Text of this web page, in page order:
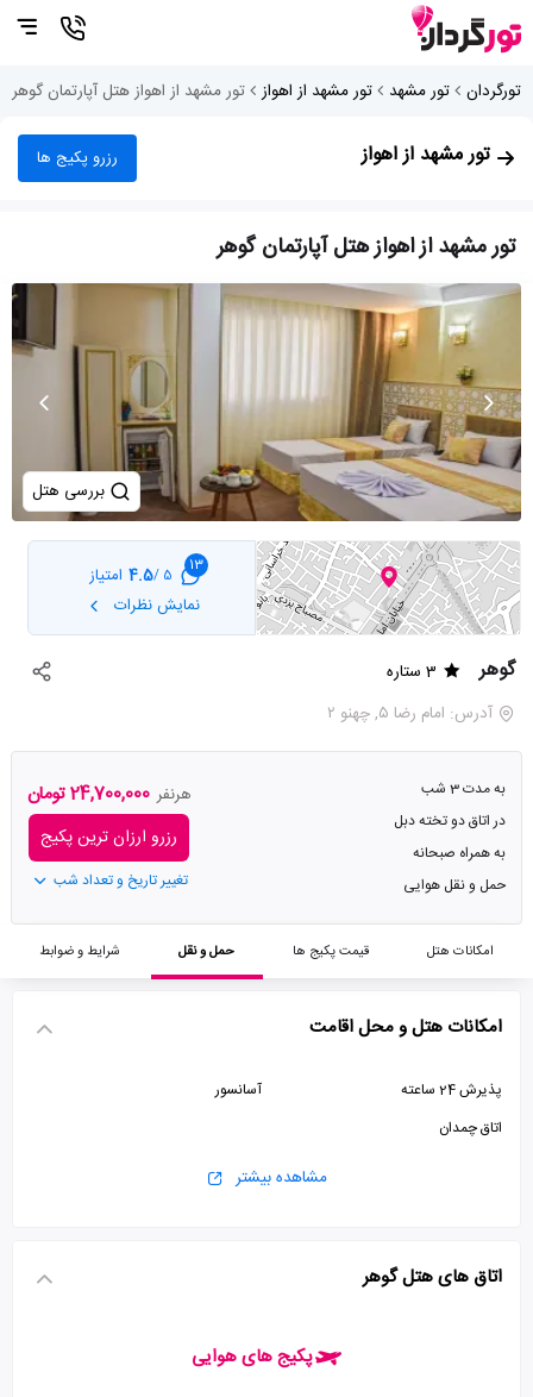
تورگردان تور مشهد تور مشهد از اهواز تور مشهد از اهواز هتل آپارتمان گوهر
تور مشهد از اهواز رزرو پکیج ها
تور مشهد از اهواز هتل آپارتمان گوهر
بررسی هتل
13
5 /
4.5 امتیاز
نمایش نظرات
گوهر
3 ستاره
آدرس: امام رضا ۵, چهنو ۲
به مدت 3 شب
در اتاق دو تخته دبل
به همراه صبحانه
حمل و نقل هوایی
هرنفر 24,700,000 تومان
رزرو ارزان ترین پکیج
تغییر تاریخ و تعداد شب
امکانات هتل قیمت پکیج ها حمل و نقل شرایط و ضوابط
امکانات هتل و محل اقامت
پذیرش 24 ساعته
آسانسور
اتاق چمدان
مشاهده بیشتر
اتاق های هتل گوهر
پکیج های هوایی